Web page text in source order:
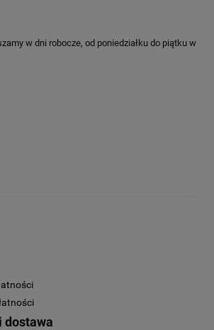
w dni robocze, od poniedziałku do piątku w
dostawa